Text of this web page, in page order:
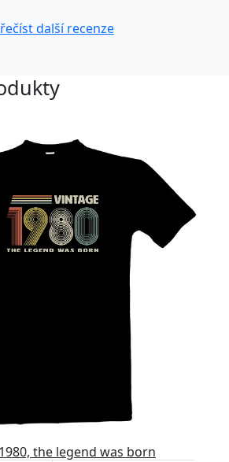
další recenze
the legend was born